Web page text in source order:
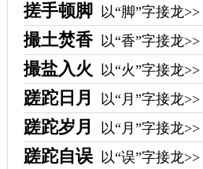
搓手顿脚 以“脚”字接龙>>
撮土焚香 以“香”字接龙>>
撮盐入火 以“火”字接龙>>
蹉跎日月 以“月”字接龙>>
蹉跎岁月 以“月”字接龙>>
蹉跎自误 以“误”字接龙>>